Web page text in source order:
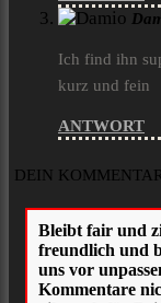
Ich find ihn
kurz und fein
ANTWORT
DEIN